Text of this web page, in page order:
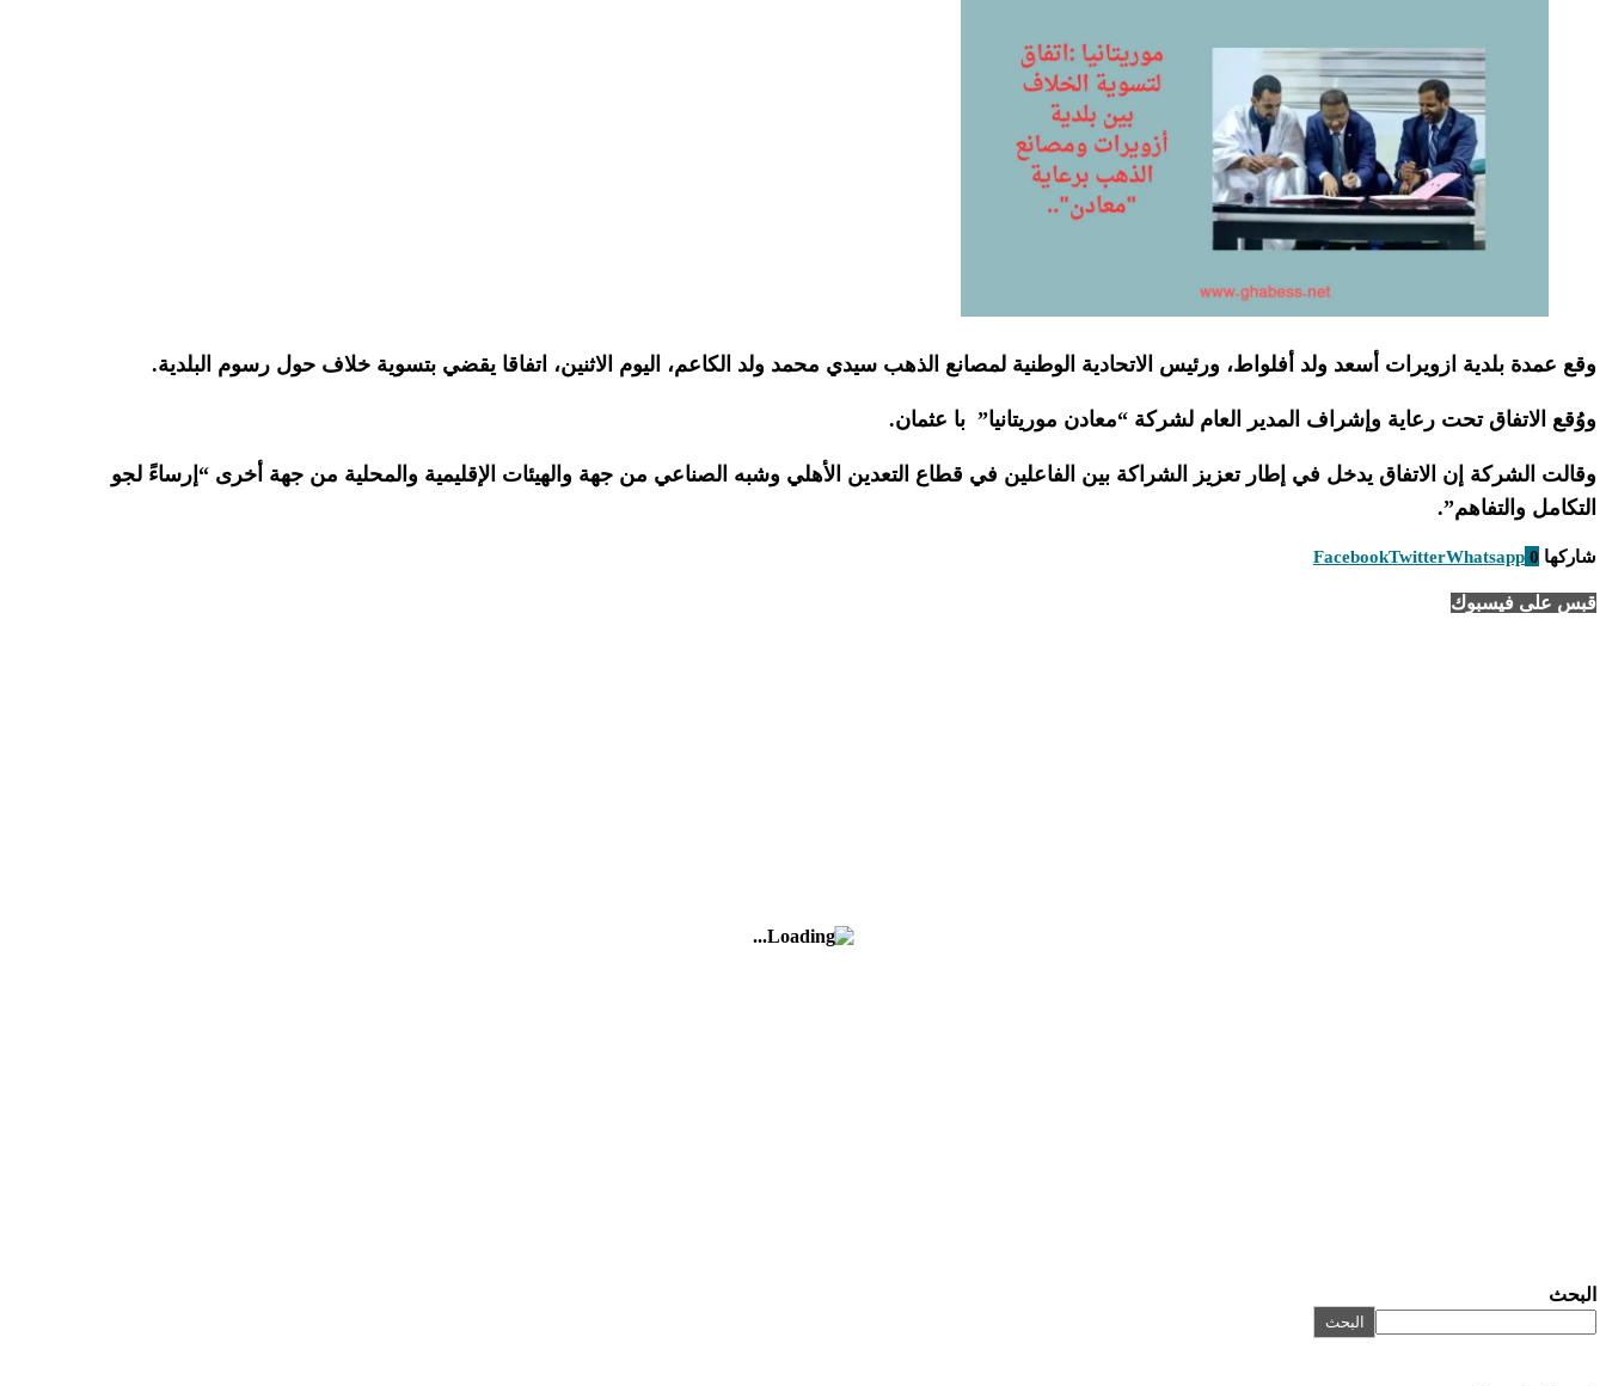
وقع عمدة بلدية ازويرات أسعد ولد أفلواط، ورئيس الاتحادية الوطنية لمصانع الذهب سيدي محمد ولد الكاعم، اليوم الاثنين، اتفاقا يقضي بتسوية خلاف حول رسوم البلدية.
ووُقع الاتفاق تحت رعاية وإشراف المدير العام لشركة “معادن موريتانيا” با عثمان.
وقالت الشركة إن الاتفاق يدخل في إطار تعزيز الشراكة بين الفاعلين في قطاع التعدين الأهلي وشبه الصناعي من جهة والهيئات الإقليمية والمحلية من جهة أخرى “إرساءً لجو
التكامل والتفاهم”.
شاركها 0
FacebookTwitterWhatsapp
قبس على فيسبوك
البحث
البحث